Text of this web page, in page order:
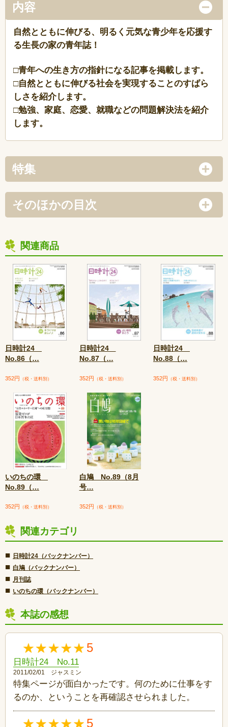
内容
自然とともに伸びる、明るく元気な青少年を応援す
る生長の家の青年誌！
□青年への生き方の指針になる記事を掲載します。
□自然とともに伸びる社会を実現することのすばら
しさを紹介します。
□勉強、家庭、恋愛、就職などの問題解決法を紹介
します。
特集
そのほかの目次
関連商品
日時計24
No.86（…
352円 （税・送料別）
日時計24
No.87（…
352円 （税・送料別）
日時計24
No.88（…
352円 （税・送料別）
いのちの環
No.89（…
352円 （税・送料別）
白鳩 No.89（8月
号…
352円 （税・送料別）
関連カテゴリ
■ 日時計24（バックナンバー）
■ 白鳩（バックナンバー）
■ 月刊誌
■ いのちの環（バックナンバー）
本誌の感想
5
日時計24 No.11
2011/02/01 ジャスミン
特集ページが面白かったです。何のために仕事をす
るのか、ということを再確認させられました。
5